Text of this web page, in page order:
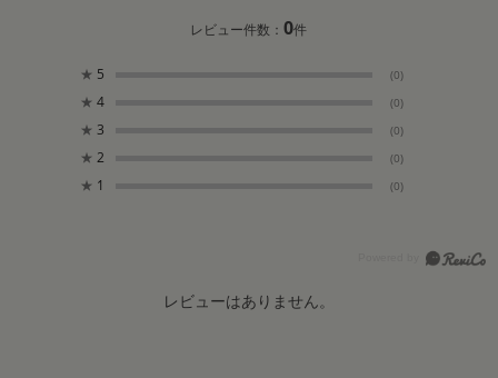
レビュー件数：0件
★ 5 (0)
★ 4 (0)
★ 3 (0)
★ 2 (0)
★ 1 (0)
レビューはありません。